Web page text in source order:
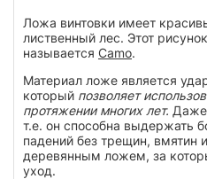
Ложа винтовки имеет
лиственный лес. Этот
называется Camo.
Материал ложе является
который позволяет
протяжении многих лет. Даже
т.е. он способна выдержать
падений без трещин, вмятин
деревянным ложем, за
уход.